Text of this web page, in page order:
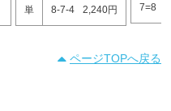
単 8-7-4 2,240円
7=8
ページTOPへ戻る